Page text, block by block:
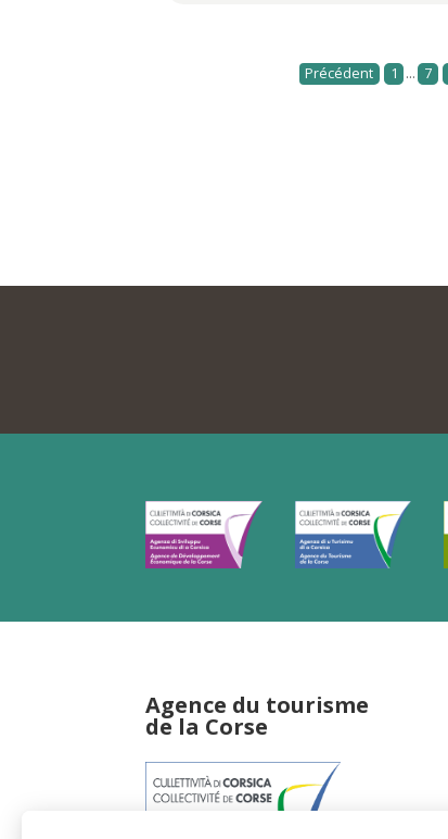
Précédent 1 ... 7
Agence du tourisme
de la Corse